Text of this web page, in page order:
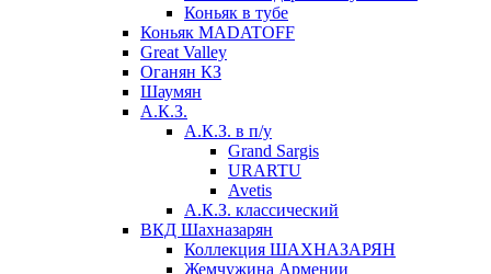
Коньяк в тубе
Коньяк MADATOFF
Great Valley
Оганян КЗ
Шаумян
А.К.З.
А.К.З. в п/у
Grand Sargis
URARTU
Avetis
А.К.З. классический
ВКД Шахназарян
Коллекция ШАХНАЗАРЯН
Жемчужина Армении